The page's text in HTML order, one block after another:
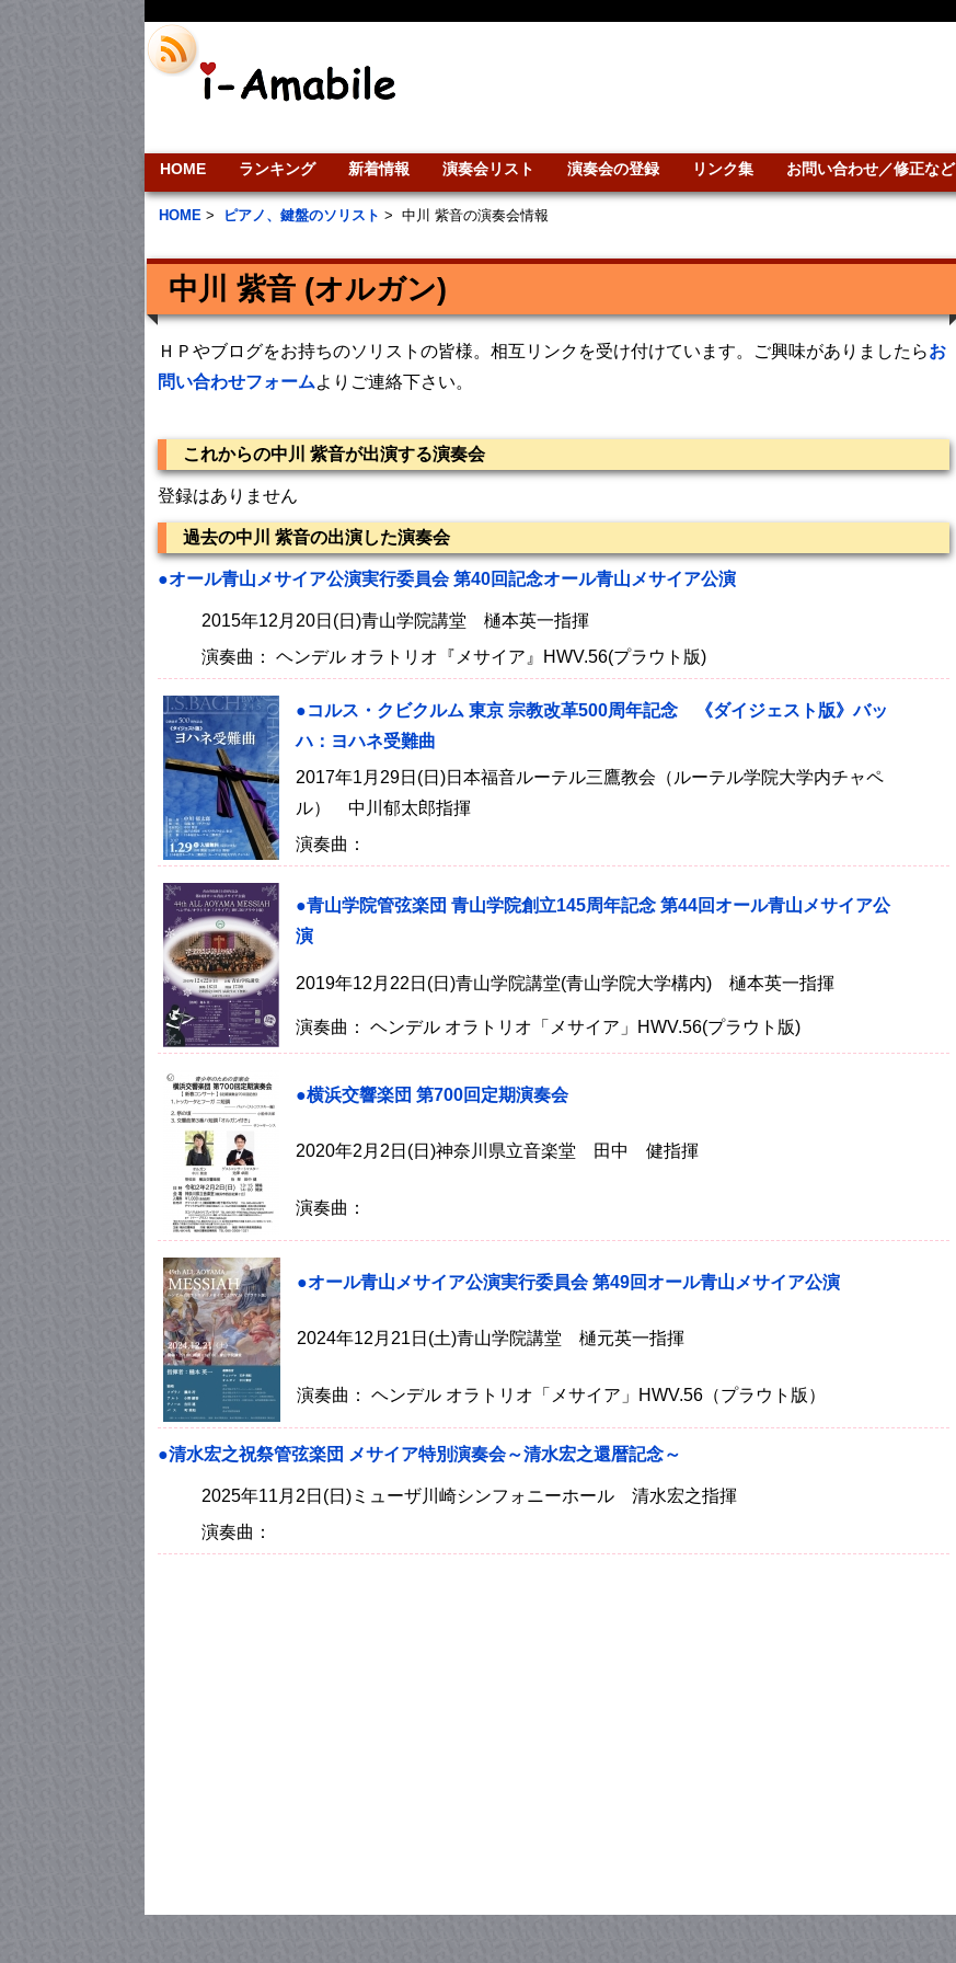
HOME ランキング 新着情報 演奏会リスト 演奏会の登録 リンク集 お問い合わせ／修正など
HOME > ピアノ、鍵盤のソリスト > 中川 紫音の演奏会情報
中川 紫音 (オルガン)
ＨＰやブログをお持ちのソリストの皆様。相互リンクを受け付けています。ご興味がありましたらお
問い合わせフォームよりご連絡下さい。
これからの中川 紫音が出演する演奏会
登録はありません
過去の中川 紫音の出演した演奏会
●オール青山メサイア公演実行委員会 第40回記念オール青山メサイア公演
2015年12月20日(日)青山学院講堂 樋本英一指揮
演奏曲： ヘンデル オラトリオ『メサイア』HWV.56(プラウト版)
●コルス・クビクルム 東京 宗教改革500周年記念 《ダイジェスト版》バッ
ハ：ヨハネ受難曲
2017年1月29日(日)日本福音ルーテル三鷹教会（ルーテル学院大学内チャペ
ル） 中川郁太郎指揮
演奏曲：
●青山学院管弦楽団 青山学院創立145周年記念 第44回オール青山メサイア公
演
2019年12月22日(日)青山学院講堂(青山学院大学構内) 樋本英一指揮
演奏曲： ヘンデル オラトリオ「メサイア」HWV.56(プラウト版)
●横浜交響楽団 第700回定期演奏会
2020年2月2日(日)神奈川県立音楽堂 田中 健指揮
演奏曲：
●オール青山メサイア公演実行委員会 第49回オール青山メサイア公演
2024年12月21日(土)青山学院講堂 樋元英一指揮
演奏曲： ヘンデル オラトリオ「メサイア」HWV.56（プラウト版）
●清水宏之祝祭管弦楽団 メサイア特別演奏会～清水宏之還暦記念～
2025年11月2日(日)ミューザ川崎シンフォニーホール 清水宏之指揮
演奏曲：